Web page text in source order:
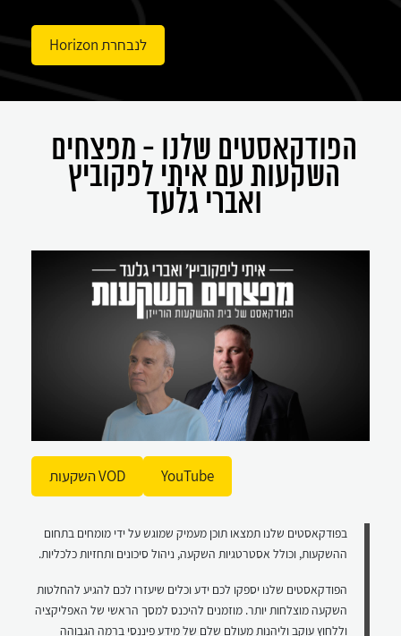
לנבחרת Horizon
הפודקאסטים שלנו - מפצחים
השקעות עם איתי לפקוביץ
ואברי גלעד
YouTube VOD השקעות
בפודקאסטים שלנו תמצאו תוכן מעמיק שמוגש על ידי מומחים בתחום
ההשקעות, וכולל אסטרטגיות השקעה, ניהול סיכונים ותחזיות כלכליות.
הפודקאסטים שלנו יספקו לכם ידע וכלים שיעזרו לכם להגיע להחלטות
השקעה מוצלחות יותר. מוזמנים להיכנס למסך הראשי של האפליקציה
וללחוץ עוקב וליהנות מעולם שלם של מידע פיננסי ברמה הגבוהה